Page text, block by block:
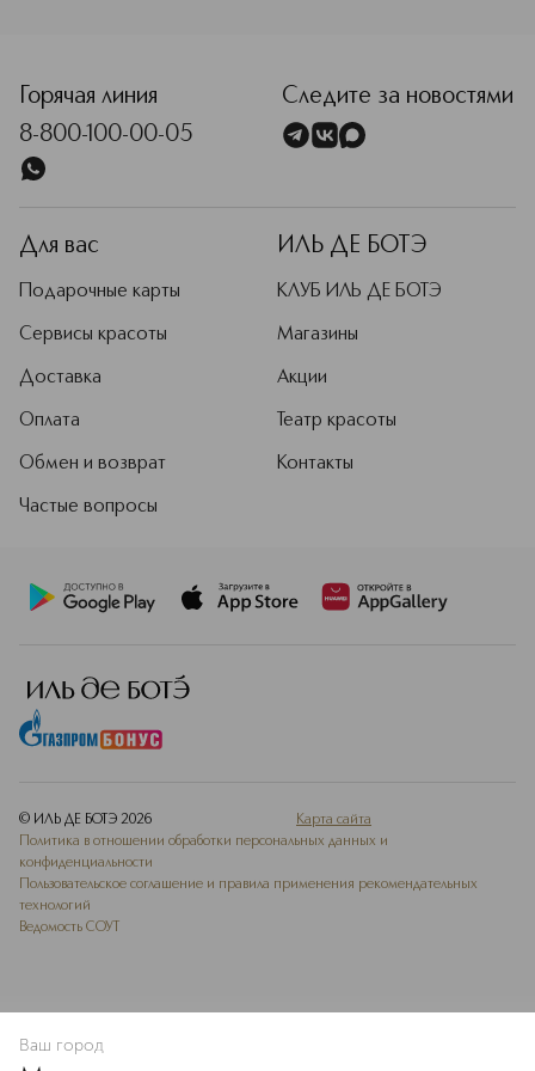
В КОРЗИНУ
Горячая линия
8-800-100-00-05
Следите за новостями
Для вас
Подарочные карты
Сервисы красоты
Доставка
Оплата
Обмен и возврат
Частые вопросы
ИЛЬ ДЕ БОТЭ
КЛУБ ИЛЬ ДЕ БОТЭ
Магазины
Акции
Театр красоты
Контакты
© ИЛЬ ДЕ БОТЭ 2026
Карта сайта
Политика в отношении обработки персональных данных и
конфиденциальности
Пользовательское соглашение и правила применения рекомендательных
технологий
Ведомость СОУТ
Ваш город